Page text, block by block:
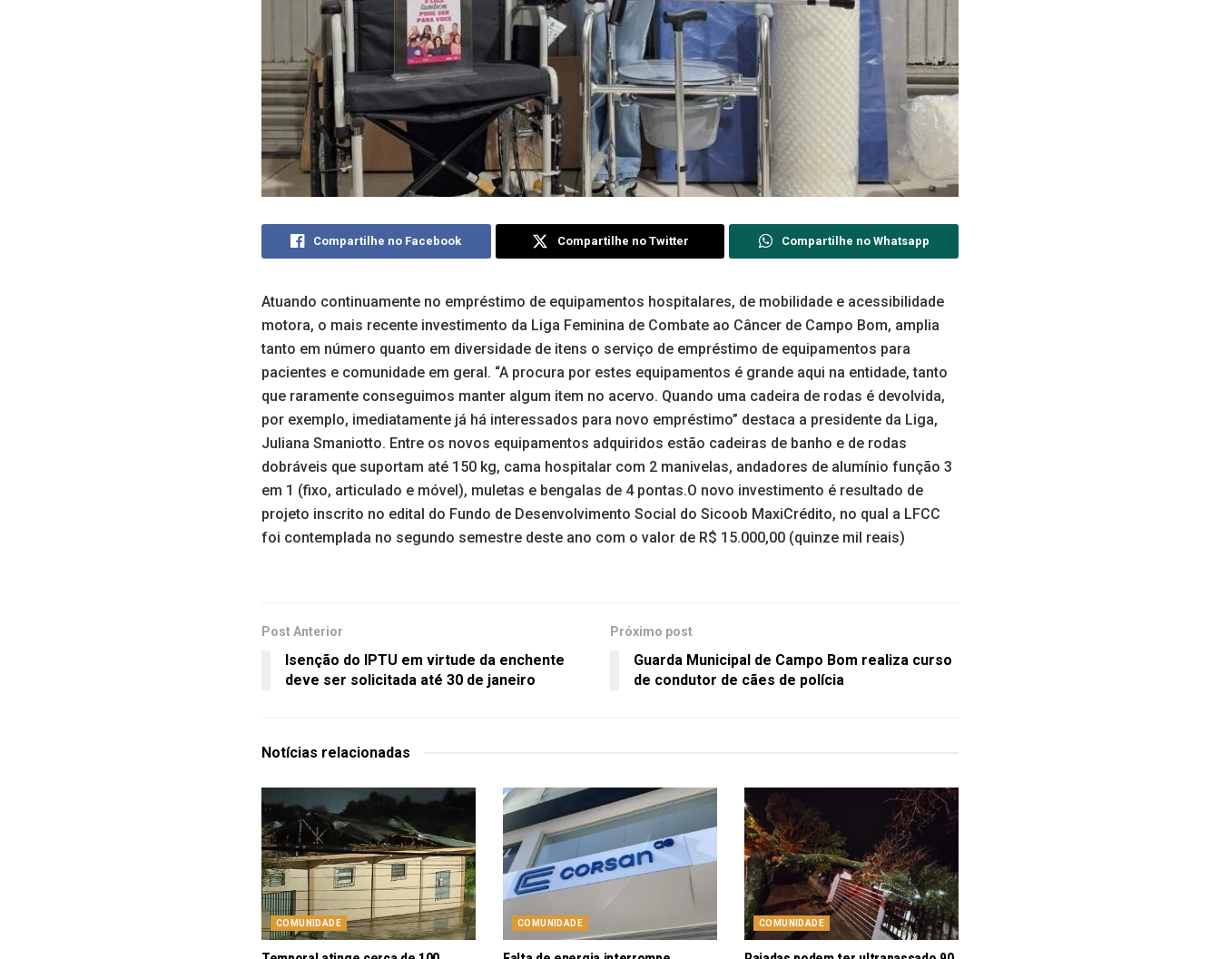
Compartilhe no Facebook Compartilhe no Twitter Compartilhe no Whatsapp
Atuando continuamente no empréstimo de equipamentos hospitalares, de mobilidade e acessibilidade
motora, o mais recente investimento da Liga Feminina de Combate ao Câncer de Campo Bom, amplia
tanto em número quanto em diversidade de itens o serviço de empréstimo de equipamentos para
pacientes e comunidade em geral. “A procura por estes equipamentos é grande aqui na entidade, tanto
que raramente conseguimos manter algum item no acervo. Quando uma cadeira de rodas é devolvida,
por exemplo, imediatamente já há interessados para novo empréstimo” destaca a presidente da Liga,
Juliana Smaniotto. Entre os novos equipamentos adquiridos estão cadeiras de banho e de rodas
dobráveis que suportam até 150 kg, cama hospitalar com 2 manivelas, andadores de alumínio função 3
em 1 (fixo, articulado e móvel), muletas e bengalas de 4 pontas.O novo investimento é resultado de
projeto inscrito no edital do Fundo de Desenvolvimento Social do Sicoob MaxiCrédito, no qual a LFCC
foi contemplada no segundo semestre deste ano com o valor de R$ 15.000,00 (quinze mil reais)
Post Anterior
Isenção do IPTU em virtude da enchente
deve ser solicitada até 30 de janeiro
Próximo post
Guarda Municipal de Campo Bom realiza curso
de condutor de cães de polícia
Notícias relacionadas
COMUNIDADE COMUNIDADE COMUNIDADE